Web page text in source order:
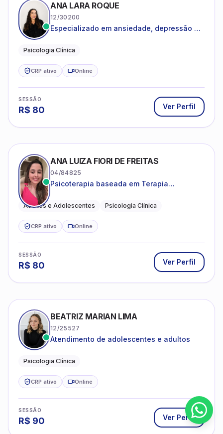
ANA LARA ROQUE
12/30200
Especializado em ansiedade, depressão e
Psicologia Clínica
CRP ativo Online
SESSÃO
R$ 80 Ver Perfil
ANA LUIZA FIORI DE FREITAS
04/84825
Psicoterapia baseada em Terapia
Adultos e Adolescentes Psicologia Clínica
CRP ativo Online
SESSÃO
R$ 80 Ver Perfil
BEATRIZ MARIAN LIMA
12/25527
Atendimento de adolescentes e adultos
Psicologia Clínica
CRP ativo Online
SESSÃO
R$ 90 Ver Perfil